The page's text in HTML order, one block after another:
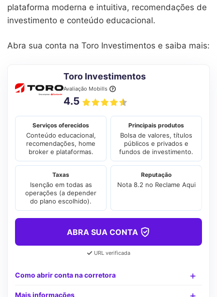
plataforma moderna e intuitiva, recomendações de
investimento e conteúdo educacional.
Abra sua conta na Toro Investimentos e saiba mais:
Toro Investimentos
Avaliação Mobills
4.5
Serviços oferecidos
Conteúdo educacional,
recomendações, home
broker e plataformas.
Principais produtos
Bolsa de valores, títulos
públicos e privados e
fundos de investimento.
Taxas
Isenção em todas as
operações (a depender
do plano escolhido).
Reputação
Nota 8.2 no Reclame Aqui
ABRA SUA CONTA
URL verificada
Como abrir conta na corretora
Mais informações